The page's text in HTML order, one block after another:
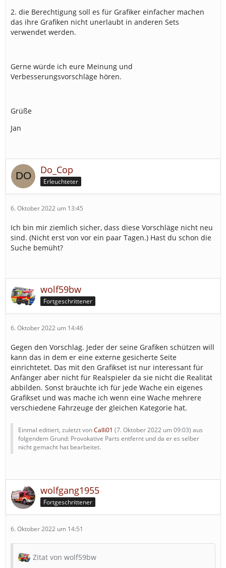
2. die Berechtigung soll es für Grafiker einfacher machen
das ihre Grafiken nicht unerlaubt in anderen Sets
verwendet werden.
Gerne würde ich eure Meinung und
Verbesserungsvorschläge hören.
Grüße
Jan
Do_Cop
Erleuchteter
6. Oktober 2022 um 13:45
Ich bin mir ziemlich sicher, dass diese Vorschläge nicht neu
sind. (Nicht erst von vor ein paar Tagen.) Hast du schon die
Suche bemüht?
wolf59bw
Fortgeschrittener
6. Oktober 2022 um 14:46
Gegen den Vorschlag. Jeder der seine Grafiken schützen will
kann das in dem er eine externe gesicherte Seite
einrichtetet. Das mit den Grafikset ist nur interessant für
Anfänger aber nicht für Realspieler da sie nicht die Realität
abbilden. Sonst bräuchte ich für jede Wache ein eigenes
Grafikset und was mache ich wenn eine Wache mehrere
verschiedene Fahrzeuge der gleichen Kategorie hat.
Einmal editiert, zuletzt vonCalli01 (7. Oktober 2022 um 09:03) aus
folgendem Grund: Provokative Parts entfernt und da er es selber
nicht gemacht hat bearbeitet.
wolfgang1955
Fortgeschrittener
6. Oktober 2022 um 14:51
Zitat von wolf59bw